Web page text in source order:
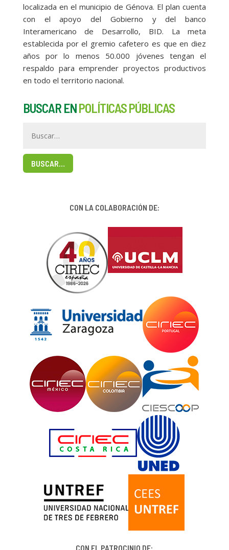
localizada en el municipio de Génova. El plan cuenta
con el apoyo del Gobierno y del banco
Interamericano de Desarrollo, BID. La meta
establecida por el gremio cafetero es que en diez
años por lo menos 50.000 jóvenes tengan el
respaldo para emprender proyectos productivos
en todo el territorio nacional.
BUSCAR ENPOLÍTICAS PÚBLICAS
BUSCAR…
CON LA COLABORACIÓN DE:
CON EL PATROCINIO DE: